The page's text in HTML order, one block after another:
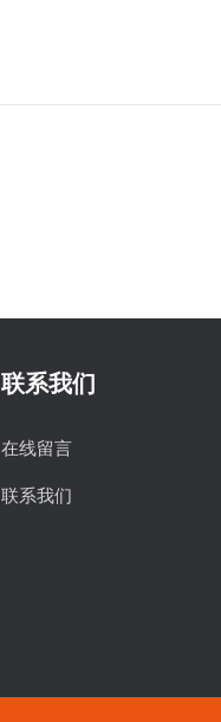
联系我们
在线留言
联系我们